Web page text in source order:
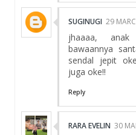
SUGINUGI 29
jhaaaa,
bawaannya
sendal jepit
juga oke!!
Reply
RARA EVELIN 30